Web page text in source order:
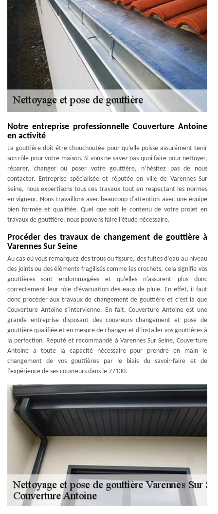
Notre entreprise professionnelle Couverture Antoine
en activité
La gouttière doit être chouchoutée pour qu’elle puisse assurément tenir
son rôle pour votre maison. Si vous ne savez pas quoi faire pour nettoyer,
réparer, changer ou poser votre gouttière, n’hésitez pas de nous
contacter. Entreprise spécialisée et réputée en ville de Varennes Sur
Seine, nous expertisons tous ces travaux tout en respectant les normes
en vigueur. Nous travaillons avec beaucoup d’attention avec une équipe
bien formée et qualifiée. Quel que soit le contenu de votre projet en
travaux de gouttière, nous pouvons faire l’étude nécessaire.
Procéder des travaux de changement de gouttière à
Varennes Sur Seine
Au cas où vous remarquez des trous ou fissure, des fuites d’eau au niveau
des joints ou des éléments fragilisés comme les crochets, cela signifie vos
gouttières sont endommagées et qu’elles n’assurent plus donc
correctement leur rôle d’évacuation des eaux de pluie. En effet, il faut
donc procéder aux travaux de changement de gouttière et c’est là que
Couverture Antoine s’intervienne. En fait, Couverture Antoine est une
grande entreprise disposant des couvreurs changement et pose de
gouttière qualifiée et en mesure de changer et d’installer vos gouttières à
la perfection. Réputé et recommandé à Varennes Sur Seine, Couverture
Antoine a toute la capacité nécessaire pour prendre en main le
changement de vos gouttières par le biais du savoir-faire et de
l’expérience de ses couvreurs dans le 77130.